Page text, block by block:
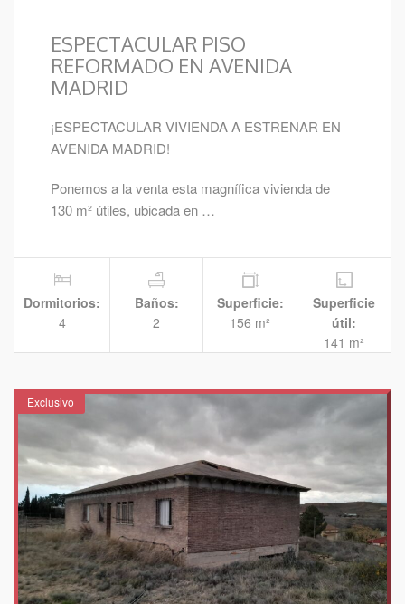
ESPECTACULAR PISO
REFORMADO EN AVENIDA
MADRID
¡ESPECTACULAR VIVIENDA A ESTRENAR EN
AVENIDA MADRID!
Ponemos a la venta esta magnífica vivienda de
130 m² útiles, ubicada en …
Dormitorios:
4
Baños:
2
Superficie:
156 m²
Superficie
útil:
141 m²
Exclusivo